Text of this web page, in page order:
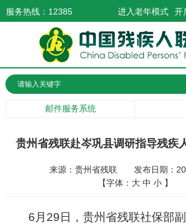
服务热线：12385 开
进入老年模式
邮件服务系统
贵州省残联赴岑巩县调研指导残疾
来源：贵州省残联
发布日期：
【字体： 大 中 小 】
6月29日，贵州省残联社保部